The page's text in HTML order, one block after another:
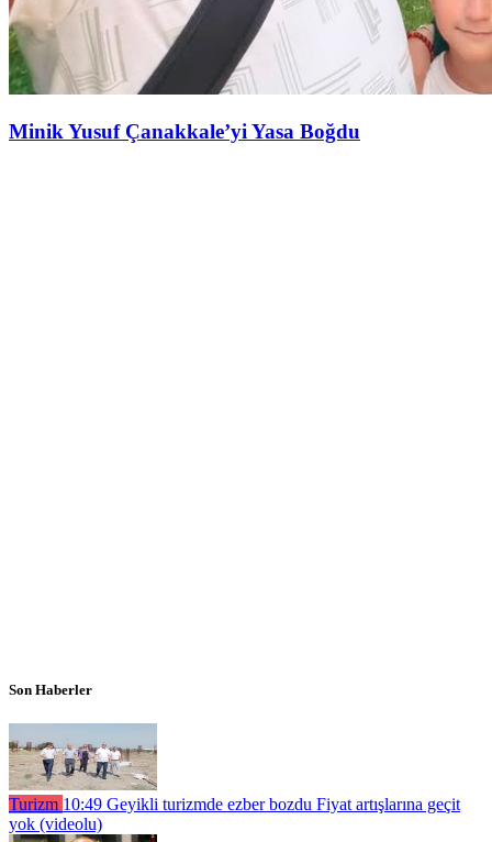
Minik Yusuf Çanakkale’yi Yasa Boğdu
Son Haberler
Turizm 10:49 Geyikli turizmde ezber bozdu Fiyat artışlarına geçit
yok (videolu)